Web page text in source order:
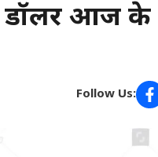
डॉलर आज के
Follow Us: